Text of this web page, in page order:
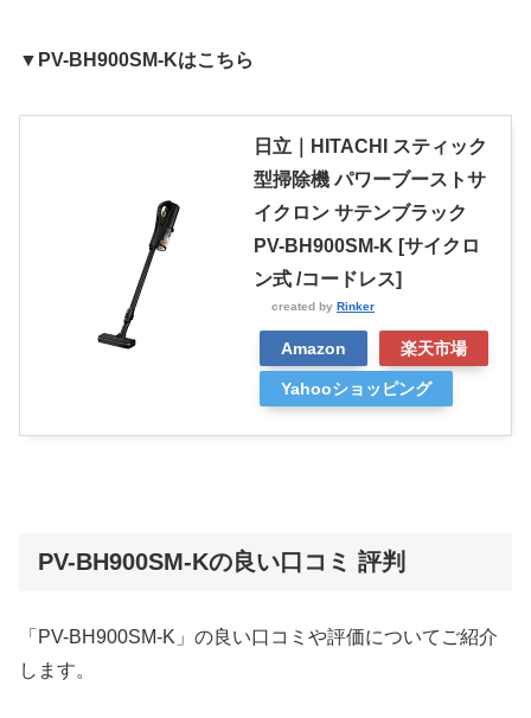
▼PV-BH900SM-Kはこちら
日立｜HITACHI スティック
型掃除機 パワーブーストサ
イクロン サテンブラック
PV-BH900SM-K [サイクロ
ン式 /コードレス]
created by Rinker
Amazon 楽天市場
Yahooショッピング
PV-BH900SM-Kの良い口コミ 評判
「PV-BH900SM-K」の良い口コミや評価についてご紹介
します。